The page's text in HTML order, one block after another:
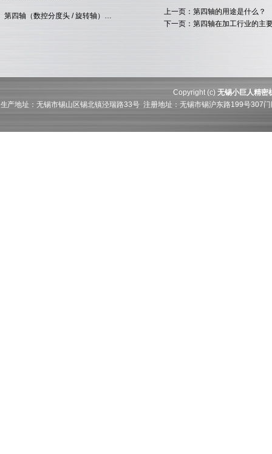
第四轴（数控分度头 / 旋转轴）…
上一页：第四轴的用途是什么？
下一页：第四轴在加工行业的主
Copyright (c)无锡小巨人精密
生产地址：无锡市锡山区锡北镇泾瑞路33号 注册地址：无锡市锡沪东路199号